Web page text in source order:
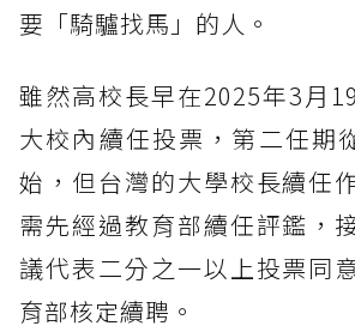
要「騎驢找馬」的人。
雖然高校長早在2025年3月
大校內續任投票，第二任期
始，但台灣的大學校長續任
需先經過教育部續任評鑑，
議代表二分之一以上投票同
育部核定續聘。